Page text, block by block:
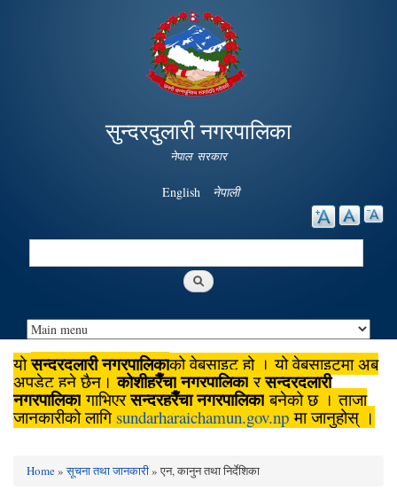
main
content
सुन्दरदुलारी नगरपालिका
नेपाल सरकार
English नेपाली
Search
योसुन्दरदुलारी नगरपालिकाको वेबसाइट हो । यो वेबसाइटमा अब
अपडेट हुने छैन।कोशीहरैँचानगरपालिका रसुन्दरदुलारी
नगरपालिका गाभिएरसुन्दरहरैँचानगरपालिका बनेको छ । ताजा
जानकारीको लागि sundarharaichamun.gov.np मा जानुहोस् ।
You are here
Home»सूचना तथा जानकारी» एन, कानुन तथा निर्देशिका